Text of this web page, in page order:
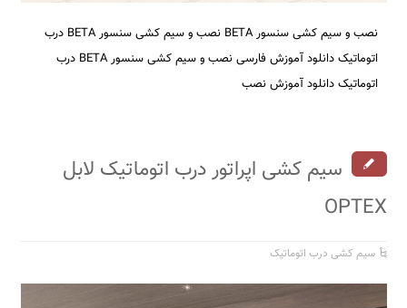
نصب و سیم کشی سنسور BETA نصب و سیم کشی سنسور BETA درب
اتوماتیک دانلود آموزش فارسی نصب و سیم کشی سنسور BETA درب
اتوماتیک دانلود آموزش نصب
سیم کشی اپراتور درب اتوماتیک لابل
OPTEX
سیم کشی درب اتوماتیک